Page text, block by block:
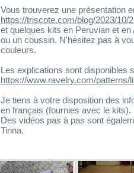
Vous trouverez une présentation
https://triscote.com/blog/2023/10/
et quelques kits en Peruvian et
ou un coussin. N'hésitez pas à
couleurs.
Les explications sont disponibles
https://www.ravelry.com/patterns/
Je tiens à votre disposition des
en français (fournies avec le kits).
Des vidéos pas à pas sont
Tinna.